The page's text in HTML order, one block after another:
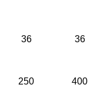
36 36
250 400